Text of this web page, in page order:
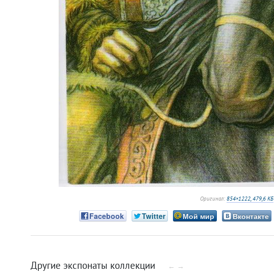
Оригинал: 854×1222, 479,6 КБ
Facebook Twitter Мой мир Вконтакте
Другие экспонаты коллекции ← →